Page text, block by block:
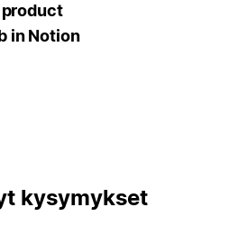
in Notion
kysymykset